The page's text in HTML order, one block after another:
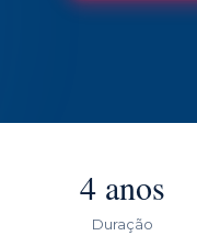
4 anos
Duração